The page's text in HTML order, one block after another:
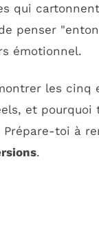
qui
penser
émotionnel.
les cinq
et pourquoi
toi à
.